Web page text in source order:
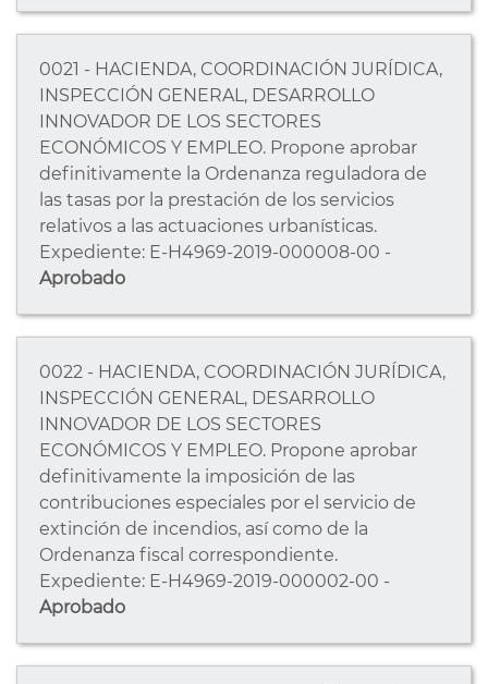
0021 - HACIENDA, COORDINACIÓN JURÍDICA,
INSPECCIÓN GENERAL, DESARROLLO
INNOVADOR DE LOS SECTORES
ECONÓMICOS Y EMPLEO. Propone aprobar
definitivamente la Ordenanza reguladora de
las tasas por la prestación de los servicios
relativos a las actuaciones urbanísticas.
Expediente: E-H4969-2019-000008-00 -
Aprobado
0022 - HACIENDA, COORDINACIÓN JURÍDICA,
INSPECCIÓN GENERAL, DESARROLLO
INNOVADOR DE LOS SECTORES
ECONÓMICOS Y EMPLEO. Propone aprobar
definitivamente la imposición de las
contribuciones especiales por el servicio de
extinción de incendios, así como de la
Ordenanza fiscal correspondiente.
Expediente: E-H4969-2019-000002-00 -
Aprobado